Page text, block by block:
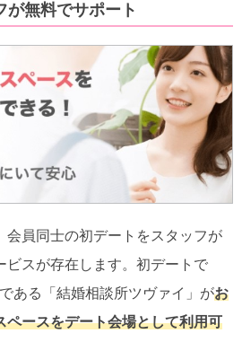
が無料でサポート
会員同士の初デートをスタッフが
ビスが存在します。初デートで
ある「結婚相談所ツヴァイ」がお
ペースをデート会場として利用可